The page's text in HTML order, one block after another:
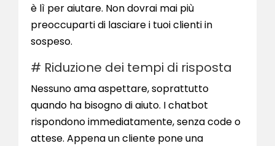
è lì per aiutare. Non dovrai mai più
preoccuparti di lasciare i tuoi clienti in
sospeso.
# Riduzione dei tempi di risposta
Nessuno ama aspettare, soprattutto
quando ha bisogno di aiuto. I chatbot
rispondono immediatamente, senza code o
attese. Appena un cliente pone una